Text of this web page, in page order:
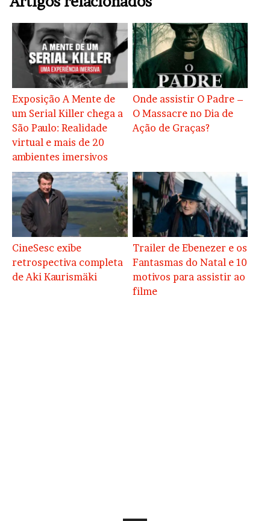
Exposição A Mente de
um Serial Killer chega a
São Paulo: Realidade
virtual e mais de 20
ambientes imersivos
Onde assistir O Padre –
O Massacre no Dia de
Ação de Graças?
CineSesc exibe
retrospectiva completa
de Aki Kaurismäki
Trailer de Ebenezer e os
Fantasmas do Natal e 10
motivos para assistir ao
filme